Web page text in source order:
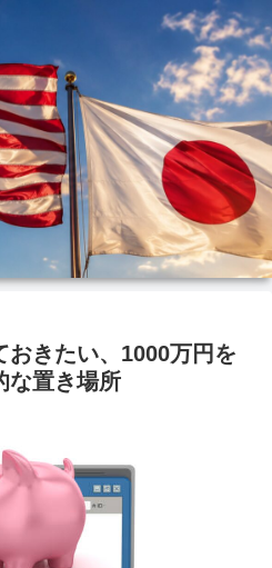
おきたい、1000万円を
な置き場所